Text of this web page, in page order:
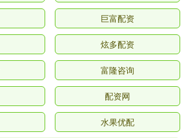
巨富配资
炫多配资
富隆咨询
配资网
水果优配